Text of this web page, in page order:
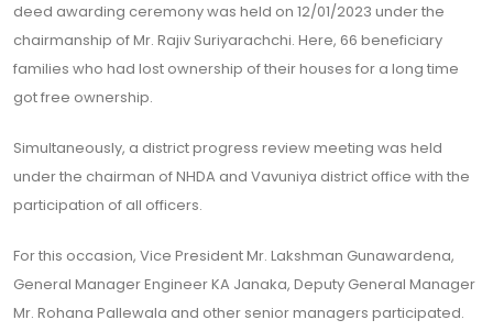
deed awarding ceremony was held on 12/01/2023 under the
chairmanship of Mr. Rajiv Suriyarachchi. Here, 66 beneficiary
families who had lost ownership of their houses for a long time
got free ownership.
Simultaneously, a district progress review meeting was held
under the chairman of NHDA and Vavuniya district office with the
participation of all officers.
For this occasion, Vice President Mr. Lakshman Gunawardena,
General Manager Engineer KA Janaka, Deputy General Manager
Mr. Rohana Pallewala and other senior managers participated.